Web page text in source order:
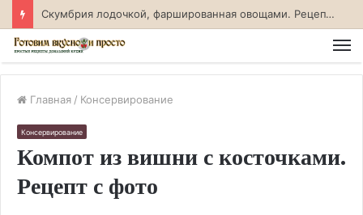
Скумбрия лодочкой, фаршированная овощами. Рецепт с фото
Главная / Консервирование
Консервирование
Компот из вишни с косточками.
Рецепт с фото